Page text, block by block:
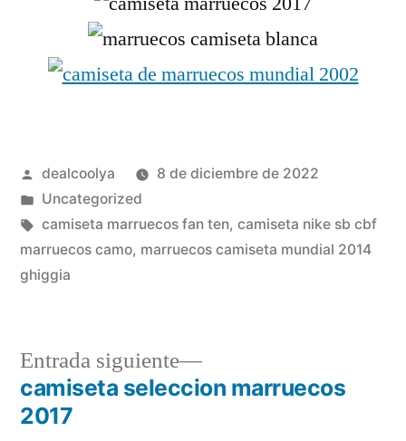
Publicado
por
dealcoolya
8 de diciembre de 2022
Publicado
en
Uncategorized
Etiquetas:
camiseta marruecos fan ten, camiseta nike sb cbf
marruecos camo, marruecos camiseta mundial 2014
ghiggia
Navegación
Entrada siguiente
Entrada
siguiente:
camiseta seleccion marruecos
2017